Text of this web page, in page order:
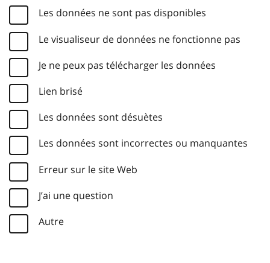
Les données ne sont pas disponibles
Le visualiseur de données ne fonctionne pas
Je ne peux pas télécharger les données
Lien brisé
Les données sont désuètes
Les données sont incorrectes ou manquantes
Erreur sur le site Web
J’ai une question
Autre